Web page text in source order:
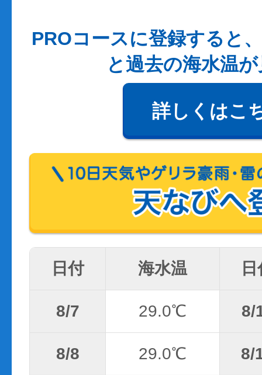
PROコースに登録すると
と過去の海水温
詳しくはこ
日付 海水温
8/7 29.0℃ 8/
8/8 29.0℃ 8/